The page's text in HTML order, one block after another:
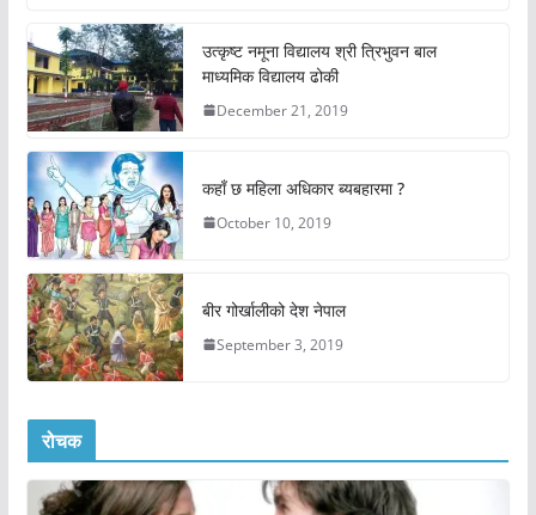
उत्कृष्ट नमूना विद्यालय श्री त्रिभुवन बाल
माध्यमिक विद्यालय ढोकी
December 21, 2019
कहाँ छ महिला अधिकार ब्यबहारमा ?
October 10, 2019
बीर गोर्खालीको देश नेपाल
September 3, 2019
रोचक